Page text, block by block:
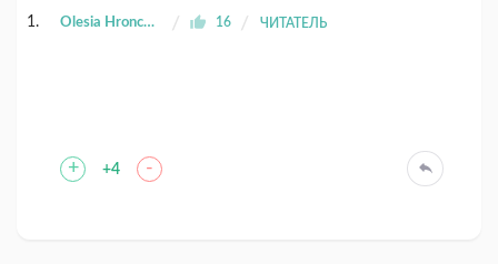
Olesia Hroncova 16 ЧИТАТЕЛЬ
+ +4 -